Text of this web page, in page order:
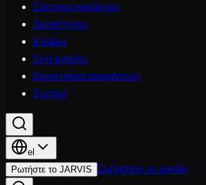
Σύστημα προϊόντος
Δυνατότητες
Κλάδοι
Συνεργασίες
Εργαστήριο αποφάσεων
Σχετικά
el
Ρωτήστε το JARVIS Συζητήστε το προϊόν